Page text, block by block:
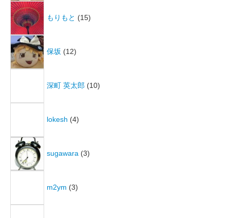
もりもと (15)
保坂 (12)
深町 英太郎 (10)
lokesh (4)
sugawara (3)
m2ym (3)